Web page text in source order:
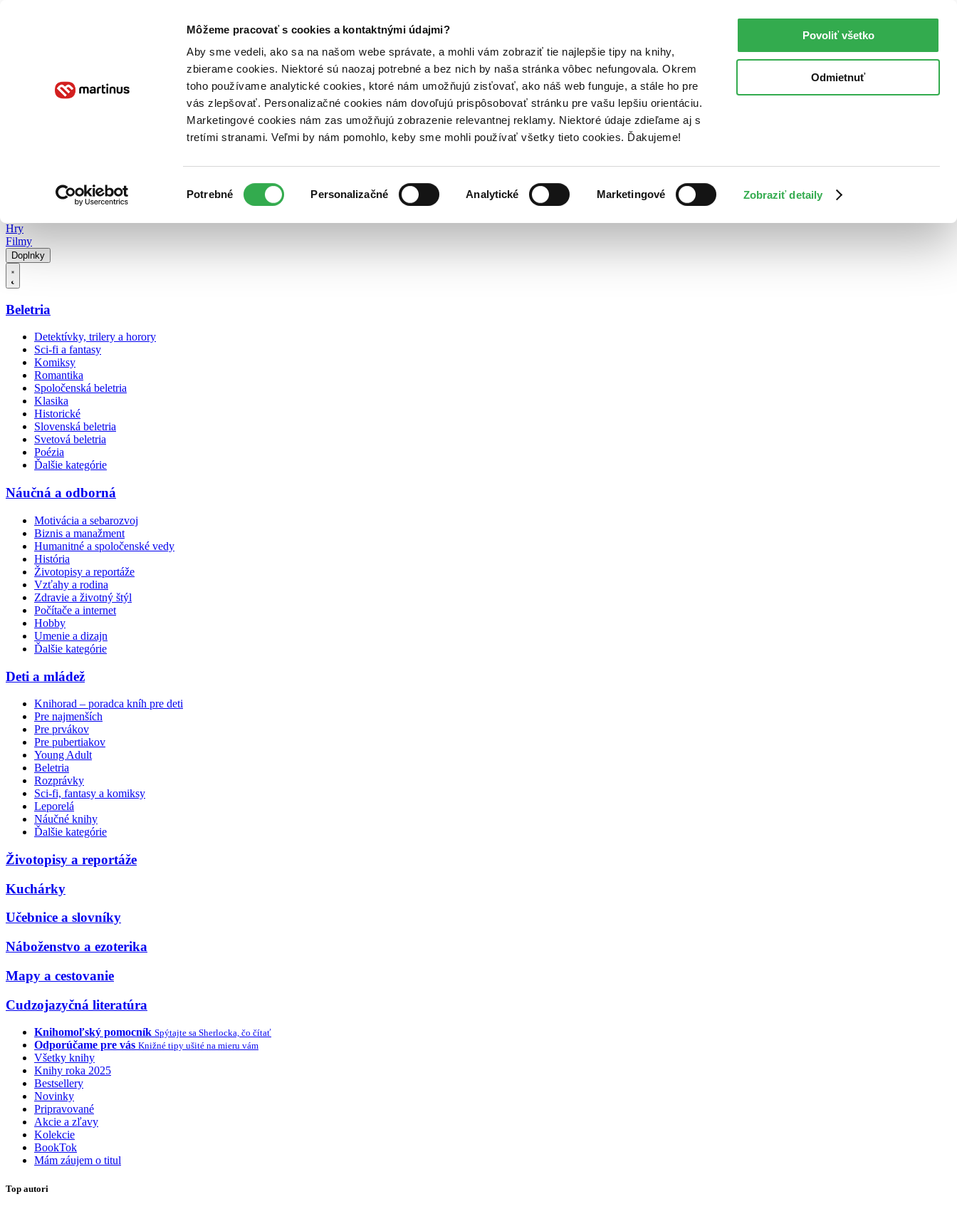
Môžeme pracovať s cookies a kontaktnými údajmi?
Aby sme vedeli, ako sa na našom webe správate, a mohli vám zobraziť tie najlepšie tipy na knihy,
zbierame cookies. Niektoré sú naozaj potrebné a bez nich by naša stránka vôbec nefungovala. Okrem
toho používame analytické cookies, ktoré nám umožňujú zisťovať, ako náš web funguje, a stále ho pre
vás zlepšovať. Personalizačné cookies nám dovoľujú prispôsobovať stránku pre vašu lepšiu orientáciu.
Marketingové cookies nám zas umožňujú zobrazenie relevantnej reklamy. Niektoré údaje zdieľame aj s
tretími stranami. Veľmi by nám pomohlo, keby sme mohli používať všetky tieto cookies. Ďakujeme!
súhlasu
Potrebné Personalizačné Analytické Marketingové Zobraziť detaily
Povoliť všetko
Odmietnuť
Poukážky Kontakt
Hry
Filmy
Doplnky
Beletria
Detektívky, trilery a horory
Sci-fi a fantasy
Komiksy
Romantika
Spoločenská beletria
Klasika
Historické
Slovenská beletria
Svetová beletria
Poézia
Ďalšie kategórie
Náučná a odborná
Motivácia a sebarozvoj
Biznis a manažment
Humanitné a spoločenské vedy
História
Životopisy a reportáže
Vzťahy a rodina
Zdravie a životný štýl
Počítače a internet
Hobby
Umenie a dizajn
Ďalšie kategórie
Deti a mládež
Knihorad – poradca kníh pre deti
Pre najmenších
Pre prvákov
Pre pubertiakov
Young Adult
Beletria
Rozprávky
Sci-fi, fantasy a komiksy
Leporelá
Náučné knihy
Ďalšie kategórie
Životopisy a reportáže
Kuchárky
Učebnice a slovníky
Náboženstvo a ezoterika
Mapy a cestovanie
Cudzojazyčná literatúra
Knihomoľský pomocník Spýtajte sa Sherlocka, čo čítať
Odporúčame pre vás Knižné tipy ušité na mieru vám
Všetky knihy
Knihy roka 2025
Bestsellery
Novinky
Pripravované
Akcie a zľavy
Kolekcie
BookTok
Mám záujem o titul
Top autori